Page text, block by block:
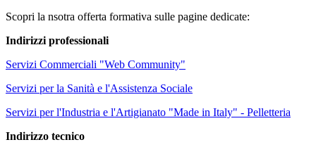
Scopri la nsotra offerta formativa sulle pagine dedicate:
Indirizzi professionali
Servizi Commerciali "Web Community"
Servizi per la Sanità e l'Assistenza Sociale
Servizi per l'Industria e l'Artigianato "Made in Italy" - Pelletteria
Indirizzo tecnico